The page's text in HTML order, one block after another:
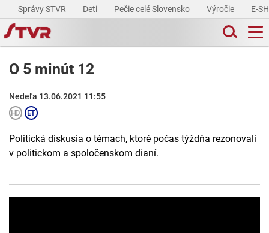
Správy STVR Deti Pečie celé Slovensko Výročie E-
O 5 minút 12
Nedeľa 13.06.2021 11:55
Politická diskusia o témach, ktoré počas týždňa rezonovali
v politickom a spoločenskom dianí.